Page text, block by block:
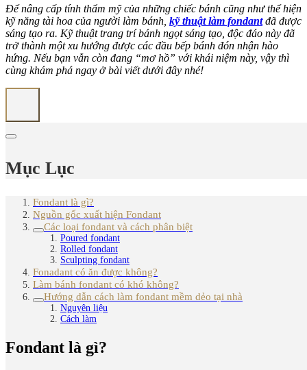
Để nâng cấp tính thẩm mỹ của những chiếc bánh cũng như thể hiện
kỹ năng tài hoa của người làm bánh, kỹ thuật làm fondantđã được
sáng tạo ra. Kỹthuậttrang trí bánh ngọt sáng tạo, độc đáo này đã
trở thành một xu hướng được các đầu bếp bánh đón nhận hào
hứng. Nếu bạn vẫn còn đang “mơ hồ” với khái niệm này, vậy thì
cùng khám phá ngay ở bài viết dưới đây nhé!
Mục Lục
Fondant là gì?
Nguồn gốc xuất hiện Fondant
Các loại fondant và cách phân biệt
Poured fondant
Rolled fondant
Sculpting fondant
Fonadant có ăn được không?
Làm bánh fondant có khó không?
Hướng dẫn cách làm fondant mềm dẻo tại nhà
Nguyên liệu
Cách làm
Fondant là gì?